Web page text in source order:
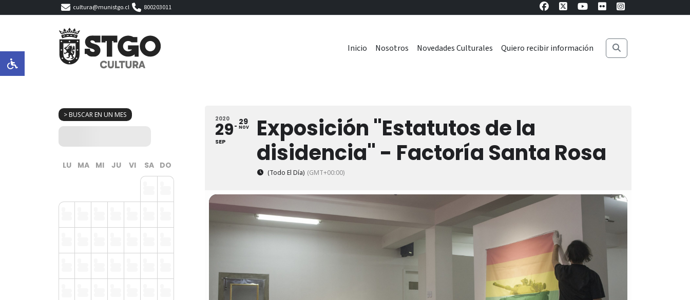
cultura@munistgo.cl 800203011
Inicio Nosotros Novedades Culturales Quiero recibir información
> BUSCAR EN UN MES
LU MA MI JU VI SA DO
2020
29
SEP
29
NOV
Exposición "Estatutos de la
disidencia" - Factoría Santa Rosa
(Todo El Día) (GMT+00:00)